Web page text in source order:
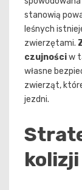
stanowią
leśnych
zwierzętami.
czujnościw
własne
zwierząt,
jezdni.
kolizji